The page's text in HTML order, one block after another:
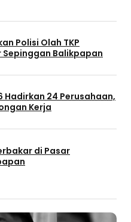
Polisi Olah TKP
Sepinggan Balikpapan
Hadirkan 24 Perusahaan,
Kerja
di Pasar